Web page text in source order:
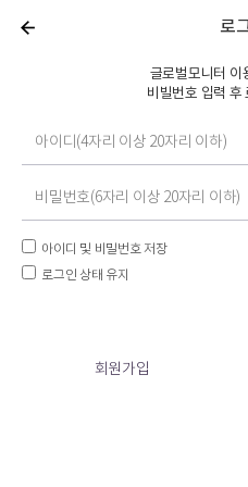
로
글로벌모니터 이
비빌번호 입력 후
아이디 및 비밀번호 저장
로그인 상태 유지
회원가입